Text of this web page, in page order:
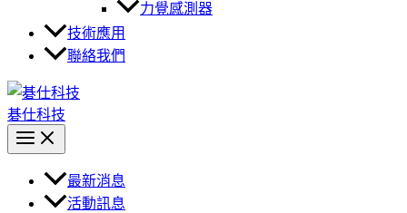
力覺感測器
技術應用
聯絡我們
碁仕科技
最新消息
活動訊息